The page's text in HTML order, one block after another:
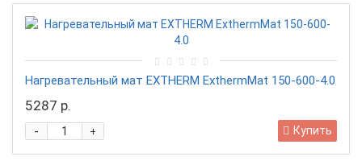
Нагревательный мат EXTHERM ExthermMat 150-600-4.0
5287 р.
+
- Купить